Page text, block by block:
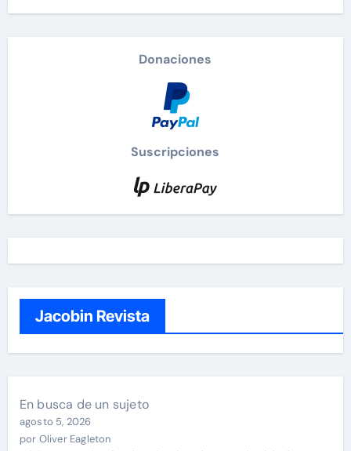
Donaciones
Suscripciones
Jacobin Revista
En busca de un sujeto
agosto 5, 2026
por Oliver Eagleton